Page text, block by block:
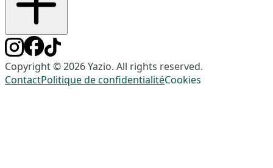
Copyright © 2026 Yazio. All rights reserved.
ContactPolitique de confidentialitéCookies